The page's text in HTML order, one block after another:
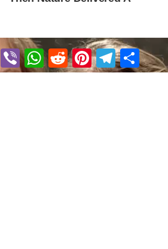
ThreadsViberWhatsApp
RedditPinterestTelegram
Share